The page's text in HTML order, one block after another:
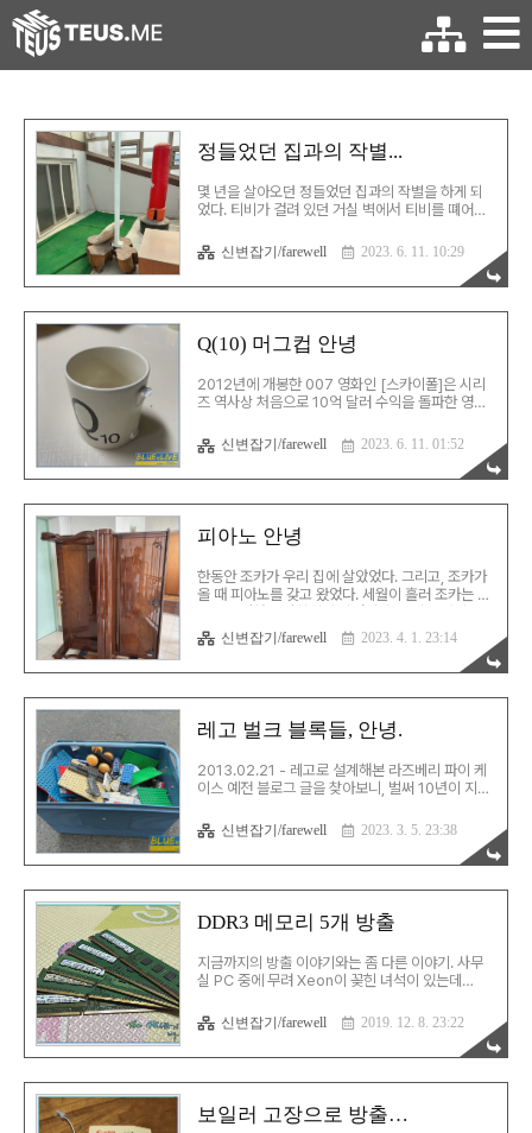
정들었던 집과의 작별...
몇 년을 살아오던 정들었던 집과의 작별을 하게 되
었다. 티비가 걸려 있던 거실 벽에서 티비를 뗴어내
만... 두 아이들이 번갈아 쓰던 방에서 침대도 빠지고
책상도 빠지니 역시 허전하다... 아주 아주 가끔이지
만 샌드백을 두들기던 탑층은 뭐 그대로네... 우리
신변잡기/farewell 2023. 6. 11. 10:29
Q(10) 머그컵 안녕
2012년에 개봉한 007 영화인 [스카이폴]은 시리
즈 역사상 처음으로 10억 달러 수익을 돌파한 영화
어 흥행과 평가 모두 투톱을 달리는 작품이다. 이 영
화에서 Q가 사용하는 머그컵은 Scrabble 게임의
알파벳 머그컵이다. 영화에 꽂힌 김에 당연히(?) 이
년이 넘어가니 손잡이가 떨어져나갔다. 붙여서 다시
쓸까도 생각했지만 떠나가야 할 때는 보내주는 게
나을 것 같아서 작별... p.s. 지금 쓰는 컵은 [살인면
신변잡기/farewell 2023. 6. 11. 01:52
피아노 안녕
한동안 조카가 우리 집에 살았었다. 그리고, 조카가
올 때 피아노를 갖고 왔었다. 세월이 흘러 조카는 학
넓지 않아 피아노는 항상 우리와 함께 다녔다. 그동
안 이 피아노는 조카는 물론 딸아이도 쳤고, 이사를
다닐 때도 우리와 같이 다녔다. 이제 더 이상 집에 두
지 않아 떠나보내기로 했다. 이게 집에 온 게 15년
전인데, 이 피아노 자체는 87년에 생산된 것이라 무
려 35년이나 된 것이라고 한다. 잘 가. 안녕.
신변잡기/farewell 2023. 4. 1. 23:14
레고 벌크 블록들, 안녕.
2013.02.21 - 레고로 설계해본 라즈베리 파이 케
이스 예전 블로그 글을 찾아보니, 벌써 10년이 지난
케이스도 주문했지만, 레고로 만들고 싶은 생각이
들었다. 공산품으로 만들어져있는 케이스랑은 뭔가
좀 다를 것 같았다. LDD로 설계한 뒤, 레고 벌크 블
로 잘 썼었다. 당시엔 나도 레고 조립은 접착제 쓰는
거 아니란 편견이 좀 있었는데, 후에 그걸 후회하기
도 했고... 시간은 10년 넘게 흘러 아이들은 다 커서
어졌다. 10년이 지나면서 레고 블록들의 상태도 그
닥 좋지 않기도 했고... 아이들의 짐들을 정리하면서
신변잡기/farewell 2023. 3. 5. 23:38
DDR3 메모리 5개 방출
지금까지의 방출 이야기와는 좀 다른 이야기. 사무
실 PC 중에 무려 Xeon이 꽂힌 녀석이 있는데
이게 또 꽂힌 메모리는 달랑 6기가(2기가×3개)라
는 슬픈 현실… 사무실 동료 중 한 사람은 또 집에서
쓰는 PC가 DDR3를 쓰는데 베이가 2개 비어있다
기로 함. 잘 가. 그 동안 고생 많았어. 거기서도 열심
히 일 해.
신변잡기/farewell 2019. 12. 8. 23:22
보일러 고장으로 방출…